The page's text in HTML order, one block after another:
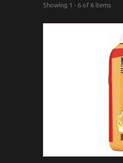
Showing 1 - 6 of 6 items